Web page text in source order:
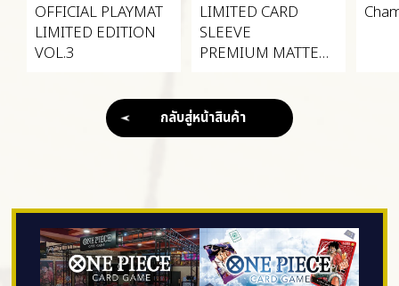
OFFICIAL PLAYMAT
LIMITED EDITION
VOL.3
LIMITED CARD
SLEEVE
PREMIUM MATTE
กลับสู่หน้าสินค้า